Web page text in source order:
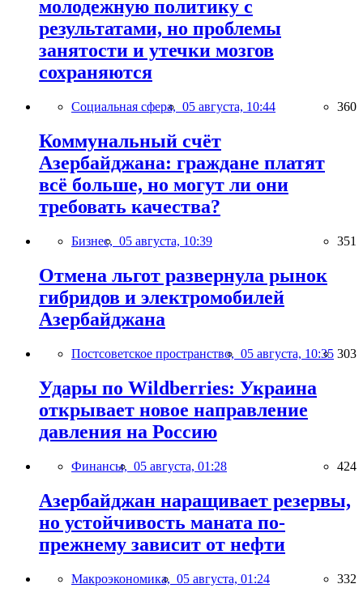
молодежную политику с
результатами, но проблемы
занятости и утечки мозгов
сохраняются
Социальная сфера, 05 августа, 10:44 360
Коммунальный счёт
Азербайджана: граждане платят
всё больше, но могут ли они
требовать качества?
Бизнес, 05 августа, 10:39 351
Отмена льгот развернула рынок
гибридов и электромобилей
Азербайджана
Постсоветское пространство, 05 августа, 10:35 303
Удары по Wildberries: Украина
открывает новое направление
давления на Россию
Финансы, 05 августа, 01:28 424
Азербайджан наращивает резервы,
но устойчивость маната по-
прежнему зависит от нефти
Макроэкономика, 05 августа, 01:24 332